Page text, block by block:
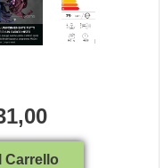
Carrello